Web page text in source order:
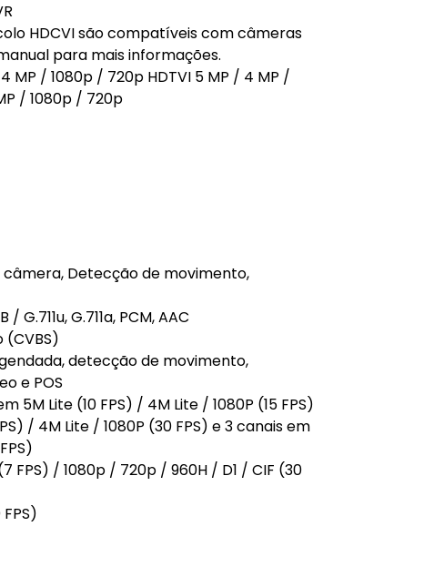
HDCVI são compatíveis com câmeras
para mais informações.
MP / 1080p / 720p HDTVI 5 MP / 4 MP /
/ 1080p / 720p
câmera, Detecção de movimento,
G.711a, PCM, AAC
(CVBS)
detecção de movimento,
e POS
5M Lite (10 FPS) / 4M Lite / 1080P (15 FPS)
/ 4M Lite / 1080P (30 FPS) e 3 canais em
FPS) / 1080p / 720p / 960H / D1 / CIF (30